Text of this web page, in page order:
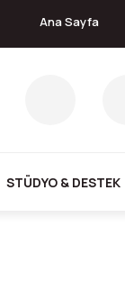
Ana Sayfa
STÜDYO & DESTEK